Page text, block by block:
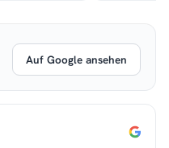
Auf Google ansehen